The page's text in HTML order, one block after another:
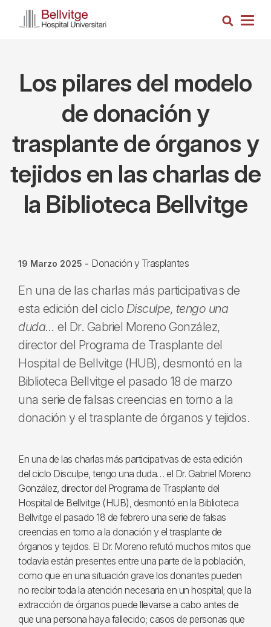
Busca
Los pilares del modelo
de donación y
trasplante de órganos y
tejidos en las charlas de
la Biblioteca Bellvitge
19 Marzo 2025 - Donación y Trasplantes
En una de las charlas más participativas de
esta edición del ciclo Disculpe, tengo una
duda… el Dr. Gabriel Moreno González,
director del Programa de Trasplante del
Hospital de Bellvitge (HUB), desmontó en la
Biblioteca Bellvitge el pasado 18 de marzo
una serie de falsas creencias en torno a la
donación y el trasplante de órganos y tejidos.
En una de las charlas más participativas de esta edición
del ciclo Disculpe, tengo una duda… el Dr. Gabriel Moreno
González, director del Programa de Trasplante del
Hospital de Bellvitge (HUB), desmontó en la Biblioteca
Bellvitge el pasado 18 de febrero una serie de falsas
creencias en torno a la donación y el trasplante de
órganos y tejidos. El Dr. Moreno refutó muchos mitos que
todavía están presentes entre una parte de la población,
como que en una situación grave los donantes pueden
no recibir toda la atención necesaria en un hospital; que la
extracción de órganos puede llevarse a cabo antes de
que una persona haya fallecido; casos de personas que